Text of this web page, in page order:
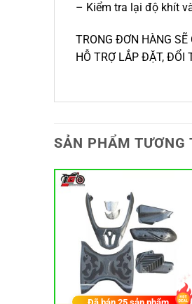
– Kiểm tra lại độ khít
TRONG ĐƠN HÀNG
HỖ TRỢ LẮP ĐẶT, ĐỔI
SẢN PHẨM TƯƠNG